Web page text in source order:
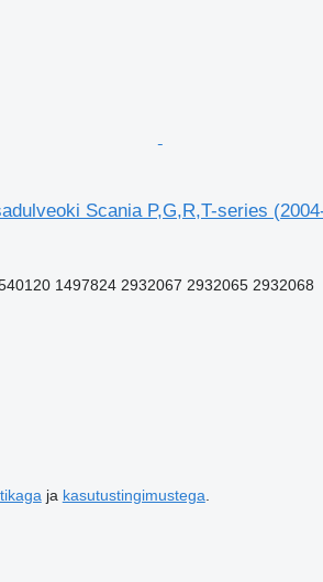
Scania P,G,R,T-series
1497824 2932067 2932065 2932068
ja kasutustingimustega